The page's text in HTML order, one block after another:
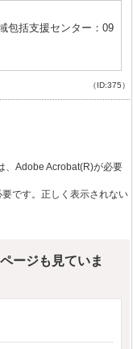
包括支援センター：09
（ID:375）
、Adobe Acrobat(R)が必要
です。正しく表示されない
ージも見ていま